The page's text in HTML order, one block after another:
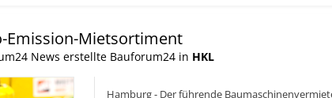
Emission-Mietsortiment
News erstellte Bauforum24 in HKL
Hamburg - Der führende